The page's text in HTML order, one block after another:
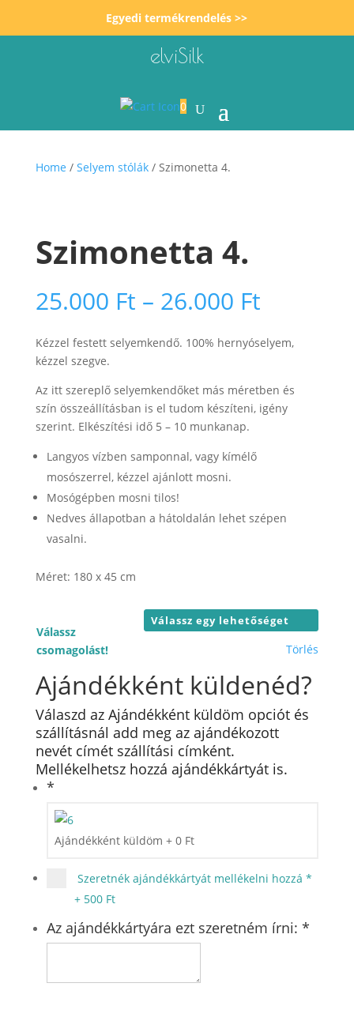
Egyedi termékrendelés >>
elviSilk
0
Home / Selyem stólák/ Szimonetta 4.
Szimonetta 4.
25.000 Ft – 26.000 Ft
25.000
-
26.000
Kézzel festett selyemkendő. 100% hernyóselyem,
kézzel szegve.
Az itt szereplő selyemkendőket más méretben és
szín összeállításban is el tudom készíteni, igény
szerint. Elkészítési idő 5 – 10 munkanap.
Langyos vízben samponnal, vagy kímélő
mosószerrel, kézzel ajánlott mosni.
Mosógépben mosni tilos!
Nedves állapotban a hátoldalán lehet szépen
vasalni.
Méret: 180 x 45 cm
Válassz
csomagolást!
Törlés
Ajándékként küldenéd?
Válaszd az Ajándékként küldöm opciót és
szállításnál add meg az ajándékozott
nevét címét szállítási címként.
Mellékelhetsz hozzá ajándékkártyát is.
*
Ajándékként küldöm + 0 Ft
Szeretnék ajándékkártyát mellékelni hozzá *
+ 500 Ft
Az ajándékkártyára ezt szeretném írni: *